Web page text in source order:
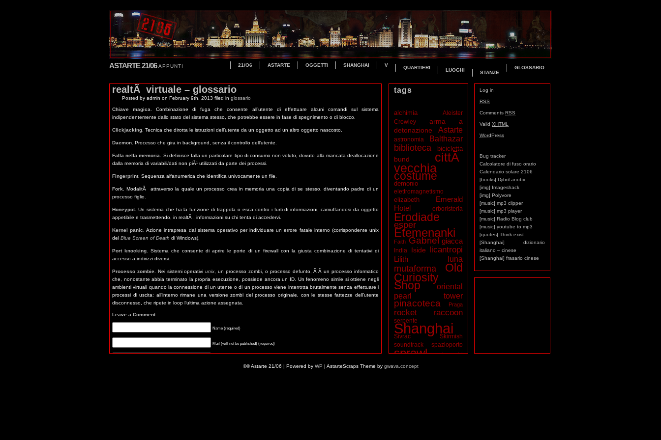
ASTARTE 21/06 APPUNTI 21/O6 ASTARTE GLOSSARIO
OGGETTI SHANGHAI QUARTIERI LUOGHI STANZE
V
realtÃ virtuale – glossario
Posted by admin on February 9th, 2013 filed in glossario
Chiave magica . Combinazione di fuga che consente all’utente di effettuare alcuni comandi sul sistema
indipendentemente dallo stato del sistema stesso, che potrebbe essere in fase di spegnimento o di blocco.
Clickjacking . Tecnica che dirotta le istruzioni dell’utente da un oggetto ad un altro oggetto nascosto.
Daemon . Processo che gira in background, senza il controllo dell’utente.
Falla nella memoria.
Si definisce falla un particolare tipo di consumo non voluto, dovuto alla mancata deallocazione
dalla memoria di variabili/dati non piÃ¹ utilizzati da parte dei processi.
Fingerprint. Sequenza alfanumerica che identifica univocamente un file.
Fork . ModalitÃ attraverso la quale un processo crea in memoria una copia di se stesso, diventando padre di un
processo figlio.
Honeypot. Un sistema che ha la funzione di trappola o esca contro i furti di informazioni, camuffandosi da oggetto
appetibile e trasmettendo, in realtÃ , informazioni su chi tenta di accedervi.
Kernel panic
. Azione intrapresa dal sistema operativo per individuare un errore fatale interno (corrispondente unix
del Blue Screen of Death di Windows).
Port knocking . Sistema che consente di aprire le porte di un firewall con la giusta combinazione di tentativi di
accesso a indirizzi diversi.
Processo zombie. Nei sistemi operativiunix , un processo zombi, o processo defunto, Ã¨Â un processo informatico
che, nonostante abbia terminato la propria esecuzione, possiede ancora un ID. Un fenomeno simile si ottiene negli
ambienti virtuali quando la connessione di un utente o di un processo viene interrotta brutalmente senza effettuare i
processi di uscita: all’interno rimane una versione zombi del processo originale, con le stesse fattezze dell’utente
disconnesso, che ripete in loop l’ultima azione assegnata.
Leave a Comment
Name (required)
Mail (will not be published) (required)
Log in
RSS
CommentsRSS
ValidXHTML
WordPress
Bug tracker
Calcolatore di fuso orario
Calendario solare 2106
[books] Djibril anobii
[img] Imageshack
[img] Polyvore
[music] mp3 clipper
[music] mp3 player
[music] Radio Blog club
[music] youtube to mp3
[quotes] Think exist
[Shanghai] dizionario
italiano – cinese
[Shanghai] frasario cinese
tags
alchimia
Aleister
Crowley
arma a
detonazione
Astarte
astronomia Balthazar
biblioteca bicicletta
bund cittÃ
vecchia
costume
demonio
elettromagnetismo
elizabeth
Emerald
Hotel
erboristeria
Erodiade
esper
Etemenanki
Faith Gabriel giacca
India Iside licantropi
Lilith luna
mutaforma
Old
Curiosity
Shop
oriental
pearl tower
pinacoteca Praga
rocket raccoon
serpente
Shanghai
Sivrac
Skirmish
soundtrack
spazioporto
sprawl tarocchi
vampiri
©© Astarte 21/06 | Powered by WP | AstarteScraps Theme by gwava.concept